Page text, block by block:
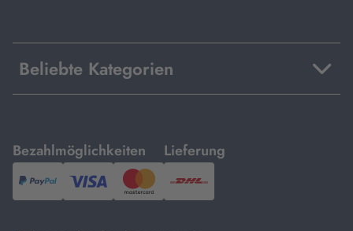
Beliebte Kategorien
Bezahlmöglichkeiten
mit
PayPal,Visa
und
Lieferung
mit
DHL.